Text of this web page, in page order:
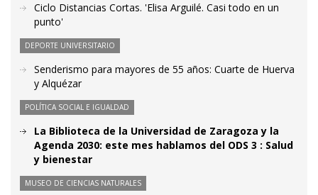
Ciclo Distancias Cortas. 'Elisa Arguilé. Casi todo en un
punto'
DEPORTE UNIVERSITARIO
Senderismo para mayores de 55 años: Cuarte de Huerva
y Alquézar
POLÍTICA SOCIAL E IGUALDAD
La Biblioteca de la Universidad de Zaragoza y la
Agenda 2030: este mes hablamos del ODS 3 : Salud
y bienestar
MUSEO DE CIENCIAS NATURALES